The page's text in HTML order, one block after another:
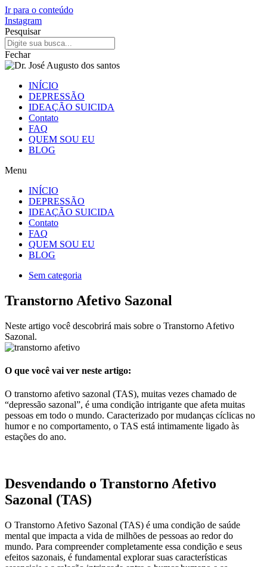
Ir para o conteúdo
Instagram
Pesquisar
Fechar
INÍCIO
DEPRESSÃO
IDEAÇÃO SUICIDA
Contato
FAQ
QUEM SOU EU
BLOG
Menu
INÍCIO
DEPRESSÃO
IDEAÇÃO SUICIDA
Contato
FAQ
QUEM SOU EU
BLOG
Sem categoria
Transtorno Afetivo Sazonal
Neste artigo você descobrirá mais sobre o Transtorno Afetivo
Sazonal.
O que você vai ver neste artigo:
O transtorno afetivo sazonal (TAS), muitas vezes chamado de
“depressão sazonal”, é uma condição intrigante que afeta muitas
pessoas em todo o mundo. Caracterizado por mudanças cíclicas no
humor e no comportamento, o TAS está intimamente ligado às
estações do ano.
Desvendando o Transtorno Afetivo
Sazonal (TAS)
O Transtorno Afetivo Sazonal (TAS) é uma condição de saúde
mental que impacta a vida de milhões de pessoas ao redor do
mundo. Para compreender completamente essa condição e seus
efeitos sazonais, é fundamental explorar suas características